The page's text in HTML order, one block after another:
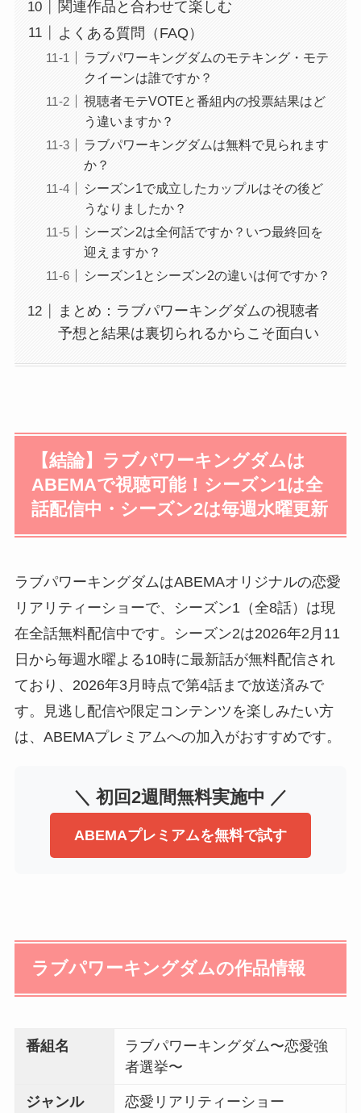
関連作品と合わせて楽しむ
よくある質問（FAQ）
ラブパワーキングダムのモテキング・モテ
クイーンは誰ですか？
視聴者モテVOTEと番組内の投票結果はど
う違いますか？
ラブパワーキングダムは無料で見られます
か？
シーズン1で成立したカップルはその後ど
うなりましたか？
シーズン2は全何話ですか？いつ最終回を
迎えますか？
シーズン1とシーズン2の違いは何ですか？
まとめ：ラブパワーキングダムの視聴者
予想と結果は裏切られるからこそ面白い
【結論】ラブパワーキングダムは
ABEMAで視聴可能！シーズン1は全
話配信中・シーズン2は毎週水曜更新
ラブパワーキングダムはABEMAオリジナルの恋愛
リアリティーショーで、シーズン1（全8話）は現
在全話無料配信中です。シーズン2は2026年2月11
日から毎週水曜よる10時に最新話が無料配信され
ており、2026年3月時点で第4話まで放送済みで
す。見逃し配信や限定コンテンツを楽しみたい方
は、ABEMAプレミアムへの加入がおすすめです。
＼ 初回2週間無料実施中 ／
ABEMAプレミアムを無料で試す
ラブパワーキングダムの作品情報
番組名
ラブパワーキングダム〜恋愛強
者選挙〜
ジャンル 恋愛リアリティーショー